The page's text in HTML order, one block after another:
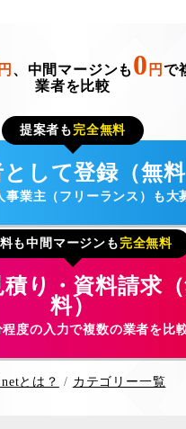
円 、中間マージンも 0 円 で
業者を比較
提案者も 完全無料
して登録（無料
事業主（フリーランス）も大
も中間マージンも 完全無料
積り・資料請求
料）
程度の入力で複数の業者を比
とは？ カテゴリー一覧